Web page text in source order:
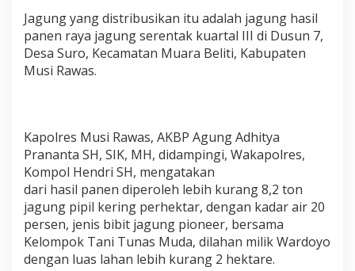
e
n
t
u
l
o
g
C
a
b
a
n
g
Jagung yang distribusikan itu adalah jagung hasil
panen raya jagung serentak kuartal III di Dusun 7,
Desa Suro, Kecamatan Muara Beliti, Kabupaten
Musi Rawas.
Kapolres Musi Rawas, AKBP Agung Adhitya
Prananta SH, SIK, MH, didampingi, Wakapolres,
Kompol Hendri SH, mengatakan
dari hasil panen diperoleh lebih kurang 8,2 ton
jagung pipil kering perhektar, dengan kadar air 20
persen, jenis bibit jagung pioneer, bersama
Kelompok Tani Tunas Muda, dilahan milik Wardoyo
dengan luas lahan lebih kurang 2 hektare.